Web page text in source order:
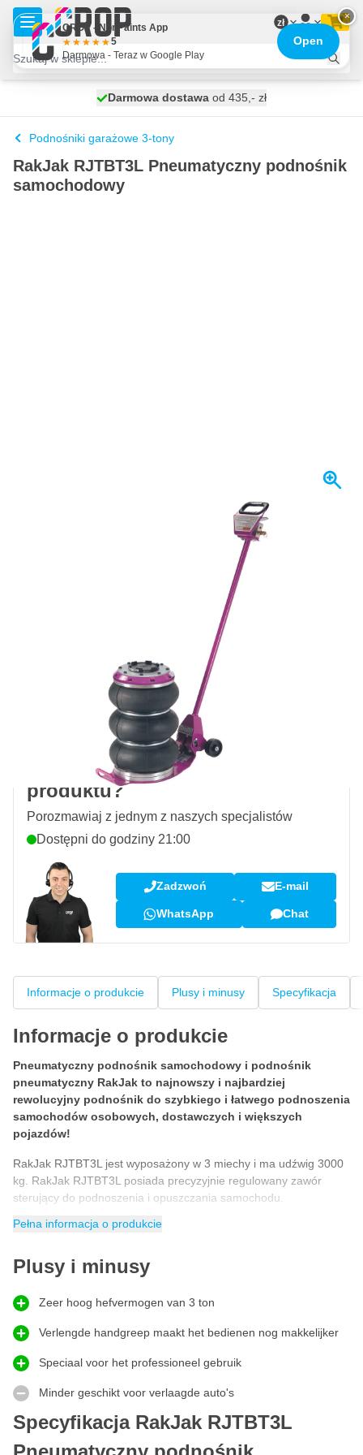
Przejdź do treści
zł
wysyłka dzisiaj
Darmowa dostawa od 435,- zł
100 dni
Podnośniki garażowe 3-tony
RakJak RJTBT3L Pneumatyczny podnośnik
samochodowy
Dodaj do koszyka
wysyłka dzisiaj
Darmowa dostawaod 435,- zł
na zwrot i wymianę
Opinie klientów:4,58/5 (7 055 recenzji)
Pytanie dotyczące tego
produktu?
Porozmawiaj z jednym z naszych specjalistów
Dostępni do godziny 21:00
Zadzwoń E-mail
WhatsApp Chat
Informacje o produkcie Plusy i minusy Specyfikacja
Informacje o produkcie
Pneumatyczny podnośnik samochodowy i podnośnik
pneumatyczny RakJak to najnowszy i najbardziej
rewolucyjny podnośnik do szybkiego i łatwego podnoszenia
samochodów osobowych, dostawczych i większych
pojazdów!
RakJak RJTBT3L jest wyposażony w 3 miechy i ma udźwig 3000
kg. RakJak RJTBT3L posiada precyzyjnie regulowany zawór
sterujący do podnoszenia i opuszczania samochodu.
Pneumatyczny podnośnik samochodowy RakJak RJTBT3L jest
osiowania służb ratowniczych i warsztatów blacharskich. Każdy
podnośnik RakJak jest kompaktowy, mocny, superszybki w użyciu
i praktycznie bezobsługowy.
W gumowym miechu zamontowany jest stalowy stabilizator, który
zapewnia ruch podnoszenia. Specjalnie ukształtowana, obrotowa
podkładka wlotowa zapewnia, że krawędź progu, wspornik
czemu samochód nie ślizga się podczas podnoszenia. RakJak to
warsztacie!
Pełna informacja o produkcie
Plusy i minusy
Zeer hoog hefvermogen van 3 ton
Verlengde handgreep maakt het bedienen nog makkelijker
Speciaal voor het professioneel gebruik
Minder geschikt voor verlaagde auto's
Specyfikacja RakJak RJTBT3L
×
CROP - NonPaints App
5
Darmowa - Teraz w Google Play
Open